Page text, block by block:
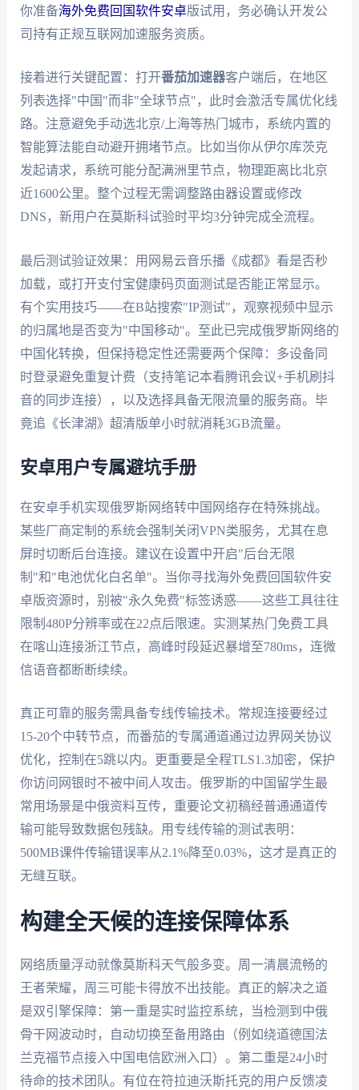
你准备海外免费回国软件安卓版试用，务必确认开发公
司持有正规互联网加速服务资质。
接着进行关键配置：打开番茄加速器客户端后，在地区
列表选择"中国"而非"全球节点"，此时会激活专属优化线
路。注意避免手动选北京/上海等热门城市，系统内置的
智能算法能自动避开拥堵节点。比如当你从伊尔库茨克
发起请求，系统可能分配满洲里节点，物理距离比北京
近1600公里。整个过程无需调整路由器设置或修改
DNS，新用户在莫斯科试验时平均3分钟完成全流程。
最后测试验证效果：用网易云音乐播《成都》看是否秒
加载，或打开支付宝健康码页面测试是否能正常显示。
有个实用技巧——在B站搜索"IP测试"，观察视频中显示
的归属地是否变为"中国移动"。至此已完成俄罗斯网络的
中国化转换，但保持稳定性还需要两个保障：多设备同
时登录避免重复计费（支持笔记本看腾讯会议+手机刷抖
音的同步连接），以及选择具备无限流量的服务商。毕
竟追《长津湖》超清版单小时就消耗3GB流量。
安卓用户专属避坑手册
在安卓手机实现俄罗斯网络转中国网络存在特殊挑战。
某些厂商定制的系统会强制关闭VPN类服务，尤其在息
屏时切断后台连接。建议在设置中开启"后台无限
制"和"电池优化白名单"。当你寻找海外免费回国软件安
卓版资源时，别被"永久免费"标签诱惑——这些工具往往
限制480P分辨率或在22点后限速。实测某热门免费工具
在喀山连接浙江节点，高峰时段延迟暴增至780ms，连微
信语音都断断续续。
真正可靠的服务需具备专线传输技术。常规连接要经过
15-20个中转节点，而番茄的专属通道通过边界网关协议
优化，控制在5跳以内。更重要是全程TLS1.3加密，保护
你访问网银时不被中间人攻击。俄罗斯的中国留学生最
常用场景是中俄资料互传，重要论文初稿经普通通道传
输可能导致数据包残缺。用专线传输的测试表明：
500MB课件传输错误率从2.1%降至0.03%，这才是真正的
无缝互联。
构建全天候的连接保障体系
网络质量浮动就像莫斯科天气般多变。周一清晨流畅的
王者荣耀，周三可能卡得放不出技能。真正的解决之道
是双引擎保障：第一重是实时监控系统，当检测到中俄
骨干网波动时，自动切换至备用路由（例如绕道德国法
兰克福节点接入中国电信欧洲入口）。第二重是24小时
待命的技术团队。有位在符拉迪沃斯托克的用户反馈凌